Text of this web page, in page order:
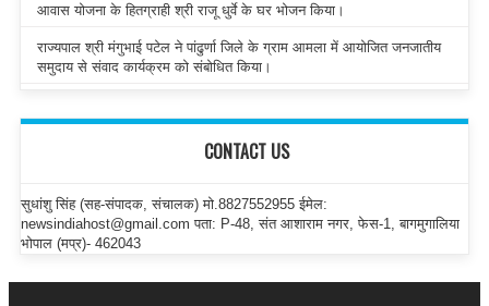
आवास योजना के हितग्राही श्री राजू धुर्वे के घर भोजन किया।
राज्यपाल श्री मंगुभाई पटेल ने पांढुर्णा जिले के ग्राम आमला में आयोजित जनजातीय
समुदाय से संवाद कार्यक्रम को संबोधित किया।
CONTACT US
सुधांशु सिंह (सह-संपादक, संचालक) मो.8827552955 ईमेल:
newsindiahost@gmail.com पता: P-48, संत आशाराम नगर, फेस-1, बागमुगालिया
भोपाल (मप्र)- 462043